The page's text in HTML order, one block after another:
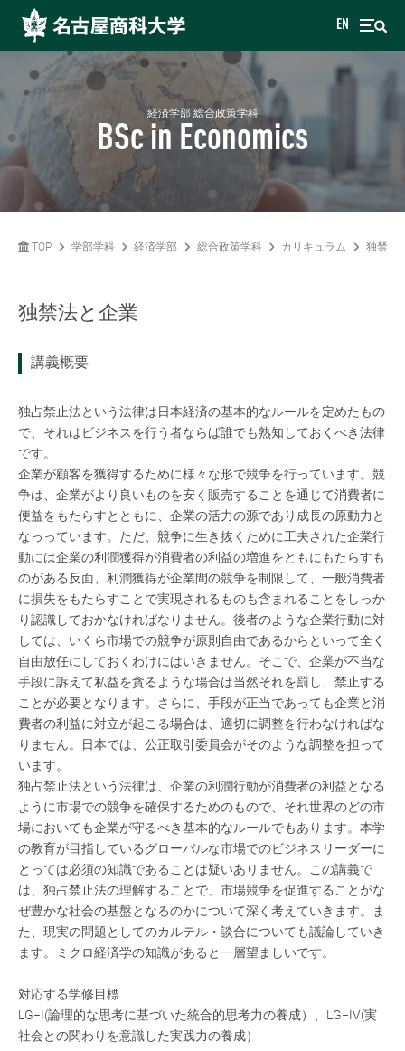
EN
経済学部 総合政策学科
BSc in Economics
TOP 学部学科 経済学部 総合政策学科 カリキュラム 独禁法
独禁法と企業
講義概要
独占禁止法という法律は日本経済の基本的なルールを定めたもの
で、それはビジネスを行う者ならば誰でも熟知しておくべき法律
です。
企業が顧客を獲得するために様々な形で競争を行っています。競
争は、企業がより良いものを安く販売することを通じて消費者に
便益をもたらすとともに、企業の活力の源であり成長の原動力と
なっっています。ただ、競争に生き抜くために工夫された企業行
動には企業の利潤獲得が消費者の利益の増進をともにもたらすも
のがある反面、利潤獲得が企業間の競争を制限して、一般消費者
に損失をもたらすことで実現されるものも含まれることをしっか
り認識しておかなければなりません。後者のような企業行動に対
しては、いくら市場での競争が原則自由であるからといって全く
自由放任にしておくわけにはいきません。そこで、企業が不当な
手段に訴えて私益を貪るような場合は当然それを罰し、禁止する
ことが必要となります。さらに、手段が正当であっても企業と消
費者の利益に対立が起こる場合は、適切に調整を行わなければな
りません。日本では、公正取引委員会がそのような調整を担って
います。
独占禁止法という法律は、企業の利潤行動が消費者の利益となる
ように市場での競争を確保するためのもので、それ世界のどの市
場においても企業が守るべき基本的なルールでもあります。本学
の教育が目指しているグローバルな市場でのビジネスリーダーに
とっては必須の知識であることは疑いありません。この講義で
は、独占禁止法の理解することで、市場競争を促進することがな
ぜ豊かな社会の基盤となるのかについて深く考えていきます。ま
た、現実の問題としてのカルテル・談合についても議論していき
ます。ミクロ経済学の知識があると一層望ましいです。
対応する学修目標
LG−Ⅰ(論理的な思考に基づいた統合的思考力の養成）、LG−Ⅳ(実
社会との関わりを意識した実践力の養成）